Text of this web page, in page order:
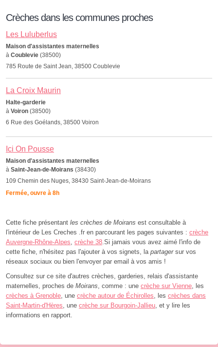
Crèches dans les communes proches
Les Luluberlus
Maison d'assistantes maternelles
à Coublevie (38500)
785 Route de Saint Jean, 38500 Coublevie
La Croix Maurin
Halte-garderie
à Voiron (38500)
6 Rue des Goélands, 38500 Voiron
Ici On Pousse
Maison d'assistantes maternelles
à Saint-Jean-de-Moirans (38430)
109 Chemin des Nuges, 38430 Saint-Jean-de-Moirans
Fermée, ouvre à 8h
Cette fiche présentant les crèches de Moirans est consultable à
l'intérieur de Les Creches .fr en parcourant les pages suivantes : crèche
Auvergne-Rhône-Alpes, crèche 38.Si jamais vous avez aimé l'info de
cette fiche, n'hésitez pas l'ajouter à vos signets, la partagersur vos
réseaux sociaux ou bien l'envoyer par email à vos amis !
Consultez sur ce site d'autres crèches, garderies, relais d'assistante
maternelles, proches de Moirans, comme : une crèche sur Vienne, les
crèches à Grenoble, une crèche autour de Échirolles, les crèches dans
Saint-Martin-d'Hères, une crèche sur Bourgoin-Jallieu, et y lire les
informations en rapport.